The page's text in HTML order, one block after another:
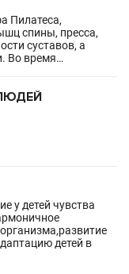
Пилатеса,
спины, пресса,
суставов, а
Во время…
у детей чувства
детей в